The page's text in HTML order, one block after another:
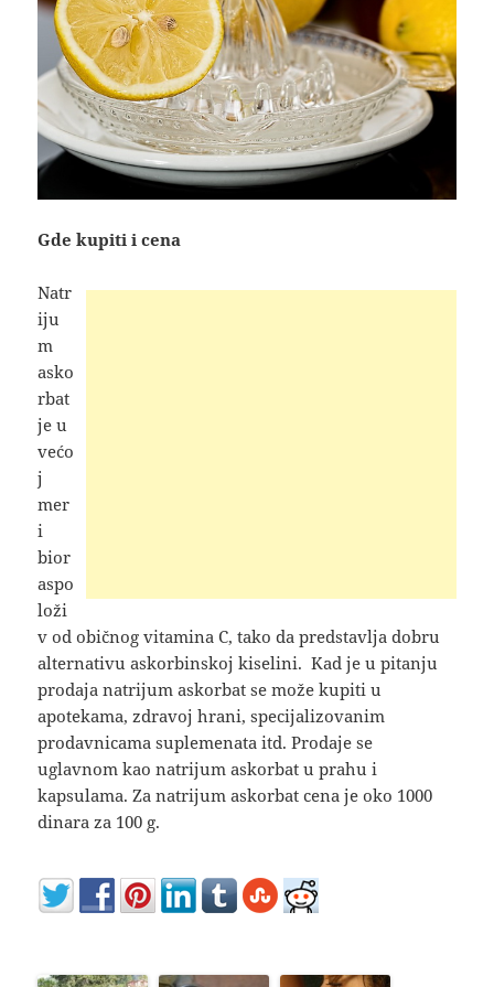
Gde kupiti i cena
Natr
iju
m
asko
rbat
je u
većo
j
mer
i
bior
aspo
loži
v od običnog vitamina C, tako da predstavlja dobru
alternativu askorbinskoj kiselini. Kad je u pitanju
prodaja natrijum askorbat se može kupiti u
apotekama, zdravoj hrani, specijalizovanim
prodavnicama suplemenata itd. Prodaje se
uglavnom kao natrijum askorbat u prahu i
kapsulama. Za natrijum askorbat cena je oko 1000
dinara za 100 g.